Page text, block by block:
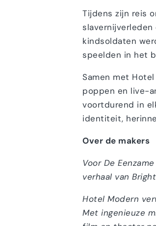
Tijdens zijn reis
kindsoldaten
speelden in het
Samen met
poppen en live-
voortdurend in
identiteit,
Over de makers
Voor De
verhaal van
Hotel Modern
Met ingenieuze